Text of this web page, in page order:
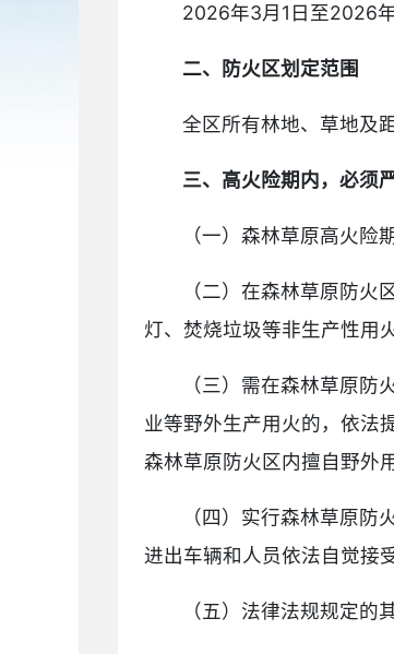
2026年3月1日至2026
二、防火区划定范围
全区所有林地、草地及
三、高火险期内，必须
（一）森林草原高火险
（二）在森林草原防
灯、焚烧垃圾等非生产性用火
（三）需在森林草原
业等野外生产用火的，依法
森林草原防火区内擅自野外
（四）实行森林草原
进出车辆和人员依法自觉接
（五）法律法规规定的